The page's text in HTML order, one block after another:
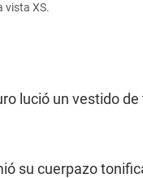
vista XS.
lució un vestido
su cuerpazo